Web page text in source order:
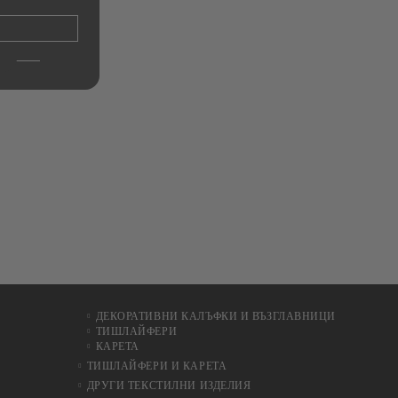
ДЕКОРАТИВНИ КАЛЪФКИ И ВЪЗГЛАВНИЦИ
ТИШЛАЙФЕРИ
КАРЕТА
ТИШЛАЙФЕРИ И КАРЕТА
ДРУГИ ТЕКСТИЛНИ ИЗДЕЛИЯ